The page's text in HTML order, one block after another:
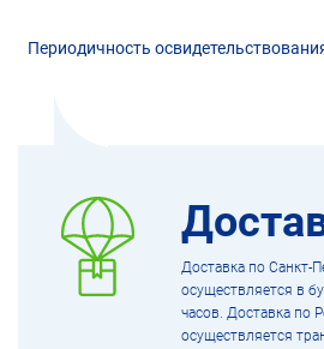
Периодичность
Доставка по Санкт-
осуществляется в
часов. Доставка по
осуществляется